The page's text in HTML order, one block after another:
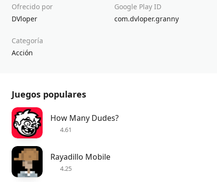
Ofrecido por
DVloper
Google Play ID
com.dvloper.granny
Categoría
Acción
Juegos populares
How Many Dudes?
4.61
Rayadillo Mobile
4.25